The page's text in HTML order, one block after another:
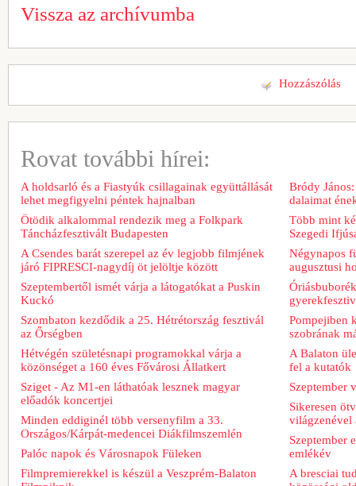
Vissza az archívumba
Hozzászólás
Rovat további hírei:
A holdsarló és a Fiastyúk csillagainak együttállását
lehet megfigyelni péntek hajnalban
Ötödik alkalommal rendezik meg a Folkpark
Táncházfesztivált Budapesten
A Csendes barát szerepel az év legjobb filmjének
járó FIPRESCI-nagydíj öt jelöltje között
Szeptembertől ismét várja a látogatókat a Puskin
Kuckó
Szombaton kezdődik a 25. Hétrétország fesztivál
az Őrségben
Hétvégén születésnapi programokkal várja a
közönséget a 160 éves Fővárosi Állatkert
Sziget - Az M1-en láthatóak lesznek magyar
előadók koncertjei
Minden eddiginél több versenyfilm a 33.
Országos/Kárpát-medencei Diákfilmszemlén
Palóc napok és Városnapok Füleken
Filmpremierekkel is készül a Veszprém-Balaton
Bródy
dalaimat
Több mint
Szegedi
Négynapos
augusztusi
Pompejiben
szobrának
A Balaton
fel a kutatók
Szeptember
Sikeresen
világzenével
Szeptember
emlékév
A bresciai